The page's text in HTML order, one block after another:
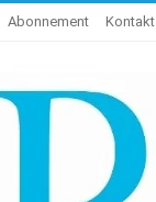
Abonnement Kontakt